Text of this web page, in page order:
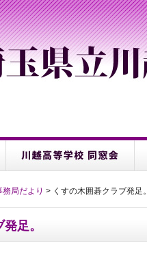
務局だより > くすの木囲碁クラブ発足。
足。